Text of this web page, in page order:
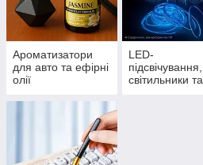
Ароматизатори
для авто та ефірні
олії
LED-
підсвічування,
світильники та